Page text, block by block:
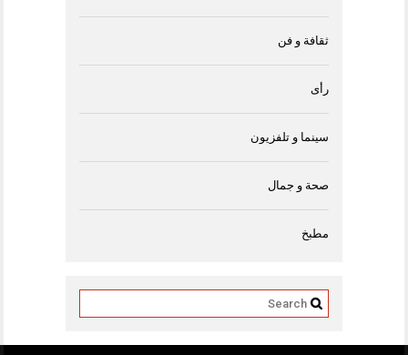
ثقافة و فن
رأى
سينما و تلفزيون
صحة و جمال
مطبخ